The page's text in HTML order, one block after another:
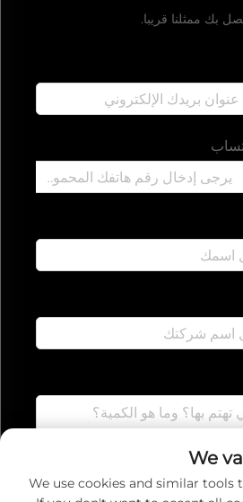
بك ممثلنا قريبا.
We
We use cookies and similar tools